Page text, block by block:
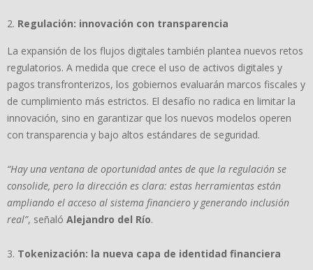
Regulación: innovación con transparencia
La expansión de los flujos digitales también plantea nuevos retos
regulatorios. A medida que crece el uso de activos digitales y
pagos transfronterizos, los gobiernos evaluarán marcos fiscales y
de cumplimiento más estrictos. El desafío no radica en limitar la
innovación, sino en garantizar que los nuevos modelos operen
con transparencia y bajo altos estándares de seguridad.
“Hay una ventana de oportunidad antes de que la regulación se
consolide, pero la dirección es clara: estas herramientas están
ampliando el acceso al sistema financiero y generando inclusión
real”, señaló Alejandro del Río.
Tokenización: la nueva capa de identidad financiera